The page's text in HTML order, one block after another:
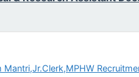
Mantri,Jr.Clerk,MPHW